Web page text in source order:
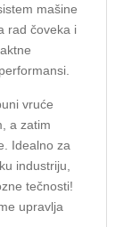
mašine
rad čoveka i
vruće
a zatim
Idealno za
industriju,
tečnosti!
upravlja